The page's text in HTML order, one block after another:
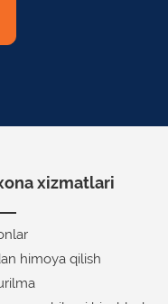
xizmatlari
himoya qilish